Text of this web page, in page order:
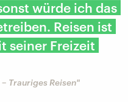
würde ich das
Reisen ist
seiner Freizeit
Trauriges Reisen"